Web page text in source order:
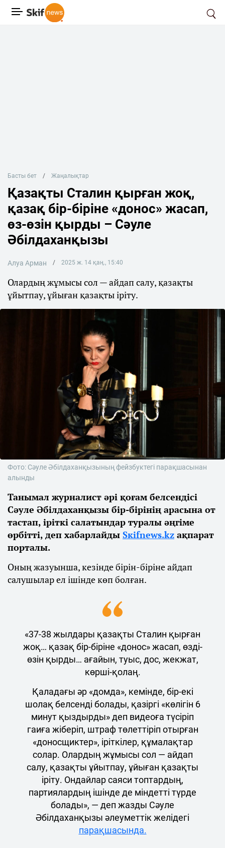
Басты бет Жаңалықтар
Қазақты Сталин қырған жоқ,
қазақ бір-біріне «донос» жасап,
өз-өзін қырды – Сәуле
Әбілдаханқызы
Алуа Арман 2025 ж. 14 қаң., 15:40
Олардың жұмысы сол — айдап салу, қазақты
ұйытпау, ұйыған қазақты іріту.
Фото: Сәуле Әбілдаханқызының фейзбуктегі парақшасынан
алынды
Танымал журналист әрі қоғам белсендісі
Сәуле Әбілдаханқызы бір-бірінің арасына от
тастап, іріткі салатындар туралы әңгіме
өрбітті, деп хабарлайды Sкifnews.kz ақпарат
порталы.
Оның жазуынша, кезінде бірін-біріне айдап
салушылар ел ішінде көп болған.
«37-38 жылдары қазақты Сталин қырған
жоқ… қазақ бір-біріне «донос» жасап, өзді-
өзін қырды… ағайын, туыс, дос, жекжат,
көрші-қолаң.
Қаладағы әр «домда», кемінде, бір-екі
шолақ белсенді болады, қазіргі «көлігін 6
минут қыздырды» деп видеоға түсіріп
гаиға жіберіп, штраф төлеттіріп отырған
«доносщиктер», іріткілер, құмалақтар
солар. Олардың жұмысы сол — айдап
салу, қазақты ұйытпау, ұйыған қазақты
іріту. Ондайлар саяси топтардың,
партиялардың ішінде де міндетті түрде
болады», — деп жазды Сәуле
Әбілдаханқызы әлеуметтік желідегі
парақшасында.